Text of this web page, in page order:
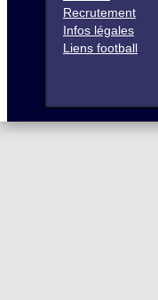
Recrutement
Infos légales
Liens football